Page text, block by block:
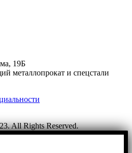
19Б
металлопрокат и спецстали
All Rights Reserved.